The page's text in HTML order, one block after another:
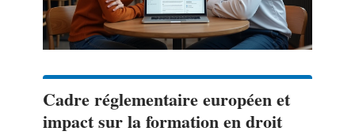
Cadre réglementaire européen et
impact sur la formation en droit